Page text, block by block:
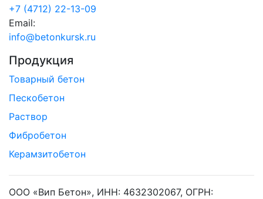
+7 (4712) 22-13-09
Email:
info@betonkursk.ru
Продукция
Товарный бетон
Пескобетон
Раствор
Фибробетон
Керамзитобетон
ООО «Вип Бетон», ИНН: 4632302067, ОГРН: